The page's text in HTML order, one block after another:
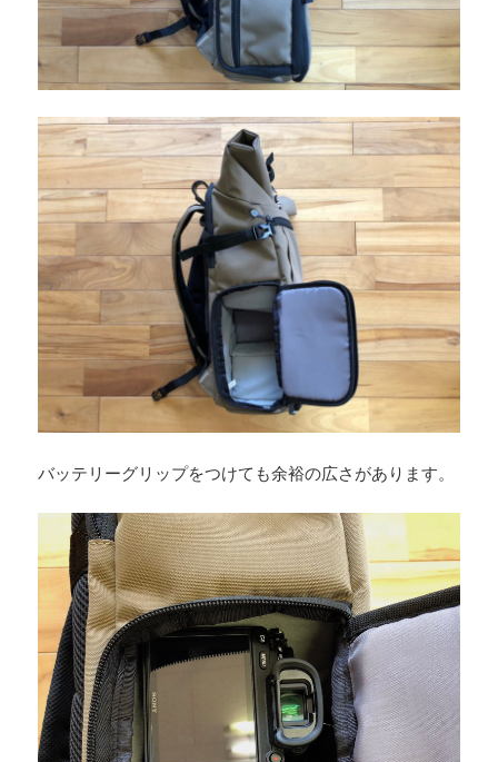
バッテリーグリップをつけても余裕の広さがあります。